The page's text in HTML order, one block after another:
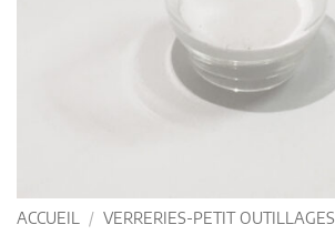
ACCUEIL / VERRERIES-PETIT OUTILLAGES